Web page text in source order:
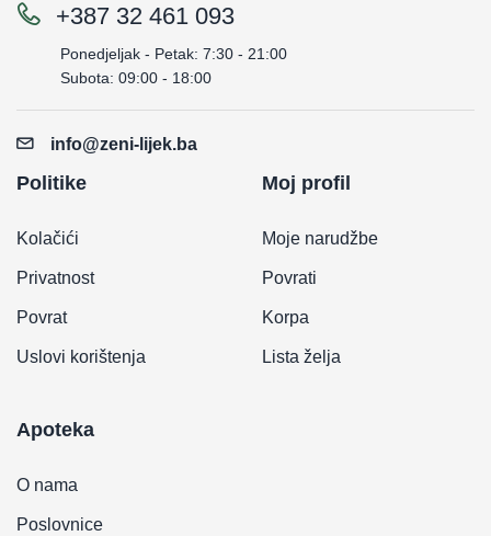
+387 32 461 093
Ponedjeljak - Petak: 7:30 - 21:00
Subota: 09:00 - 18:00
info@zeni-lijek.ba
Politike
Kolačići
Privatnost
Povrat
Uslovi korištenja
Moj profil
Moje narudžbe
Povrati
Korpa
Lista želja
Apoteka
O nama
Poslovnice